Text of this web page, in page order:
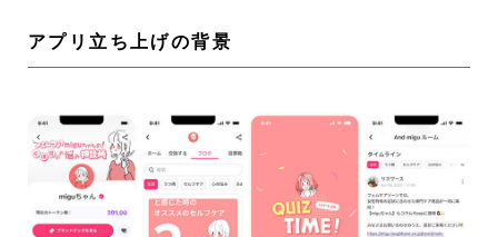
アプリ立ち上げの背景